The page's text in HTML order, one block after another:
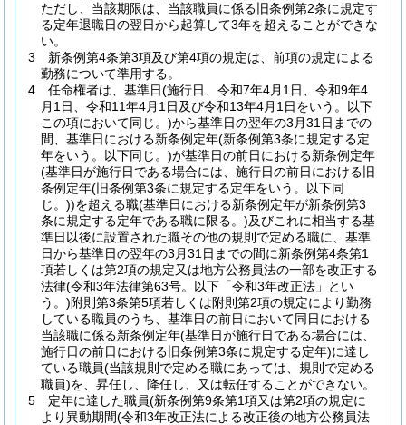
ただし、当該期限は、当該職員に係る旧条例第2条に規定す
る定年退職日の翌日から起算して3年を超えることができな
い。
3
新条例第4条第3項及び第4項の規定は、前項の規定による
勤務について準用する。
4
任命権者は、基準日(施行日、令和7年4月1日、令和9年4
月1日、令和11年4月1日及び令和13年4月1日をいう。以下
この項において同じ。)から基準日の翌年の3月31日までの
間、基準日における新条例定年(新条例第3条に規定する定
年をいう。以下同じ。)が基準日の前日における新条例定年
(基準日が施行日である場合には、施行日の前日における旧
条例定年(旧条例第3条に規定する定年をいう。以下同
じ。))を超える職(基準日における新条例定年が新条例第3
条に規定する定年である職に限る。)及びこれに相当する基
準日以後に設置された職その他の規則で定める職に、基準
日から基準日の翌年の3月31日までの間に新条例第4条第1
項若しくは第2項の規定又は地方公務員法の一部を改正する
法律(令和3年法律第63号。以下「令和3年改正法」とい
う。)附則第3条第5項若しくは附則第2項の規定により勤務
している職員のうち、基準日の前日において同日における
当該職に係る新条例定年(基準日が施行日である場合には、
施行日の前日における旧条例第3条に規定する定年)に達し
ている職員(当該規則で定める職にあっては、規則で定める
職員)を、昇任し、降任し、又は転任することができない。
5
定年に達した職員(新条例第9条第1項又は第2項の規定に
より異動期間(令和3年改正法による改正後の地方公務員法